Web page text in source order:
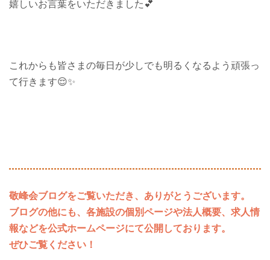
嬉しいお言葉をいただきました💕
これからも皆さまの毎日が少しでも明るくなるよう頑張っ
て行きます😌✨
敬峰会ブログをご覧いただき、ありがとうございます。
ブログの他にも、各施設の個別ページや法人概要、求人情
報などを公式ホームページにて公開しております。
ぜひご覧ください！